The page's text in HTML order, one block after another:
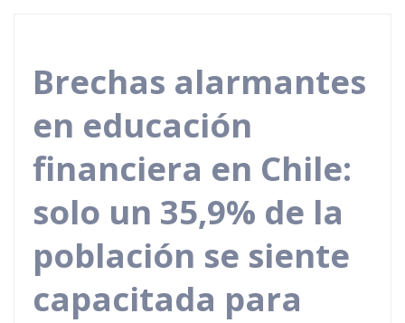
Brechas alarmantes
en educación
financiera en Chile:
solo un 35,9% de la
población se siente
capacitada para